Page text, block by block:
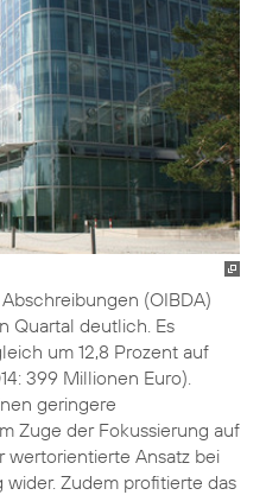
(OIBDA)
Quartal deutlich. Es
um 12,8 Prozent auf
399 Millionen Euro).
geringere
Zuge der Fokussierung auf
wertorientierte Ansatz bei
Zudem profitierte das